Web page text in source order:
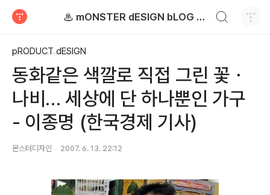
♨ mONSTER dESIGN bLOG - 몬스터디자인 블로그
pRODUCT dESIGN
동화같은 색깔로 직접 그린 꽃ㆍ
나비… 세상에 단 하나뿐인 가구
- 이종명 (한국경제 기사)
몬스터디자인 2007. 6. 13. 22:12